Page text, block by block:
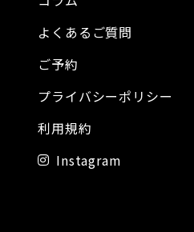
よくあるご質問
ご予約
プライバシーポリシー
利用規約
Instagram